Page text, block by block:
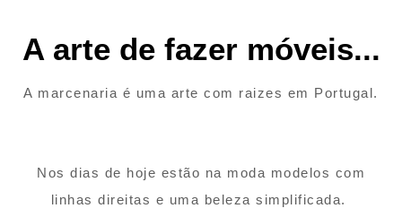
A arte de fazer móveis...
A marcenaria é uma arte com raizes em Portugal.
Nos dias de hoje estão na moda modelos com
linhas direitas e uma beleza simplificada.